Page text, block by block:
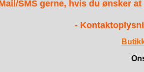
SMS gerne, hvis du ønsker
-